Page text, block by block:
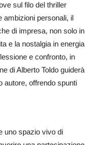
sul filo del thriller
ambizioni personali, il
di impresa, non solo in
e la nostalgia in energia
e confronto, in
di Alberto Toldo guiderà
autore, offrendo spunti
uno spazio vivo di